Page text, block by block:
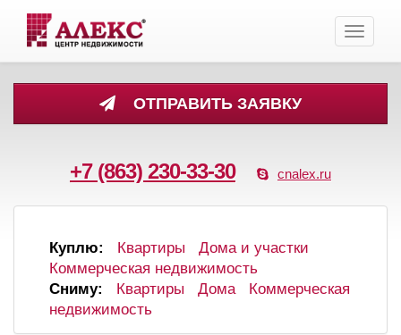
ОТПРАВИТЬ ЗАЯВКУ
+7 (863) 230-33-30 cnalex.ru
Toggle
Куплю: Квартиры
Дома и участки
Коммерческая недвижимость
Сниму:
Квартиры Дома
Коммерческая
недвижимость